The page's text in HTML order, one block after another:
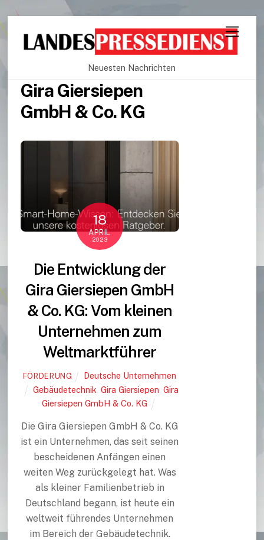
Neuesten Nachrichten
Gira Giersiepen
GmbH & Co. KG
18
APRIL
2023
Die Entwicklung der
Gira Giersiepen GmbH
& Co. KG: Vom kleinen
Unternehmen zum
Weltmarktführer
FÖRDERUNG
Deutsche Unternehmen
Gebäudetechnik ,Gira Giersiepen ,Gira
Giersiepen GmbH & Co. KG
Die Gira Giersiepen GmbH & Co. KG
ist ein Unternehmen, das seit seinen
bescheidenen Anfängen einen
weiten Weg zurückgelegt hat. Was
als kleiner Familienbetrieb in
Deutschland begann, ist heute ein
weltweit führendes Unternehmen
im Bereich der Gebäudetechnik.